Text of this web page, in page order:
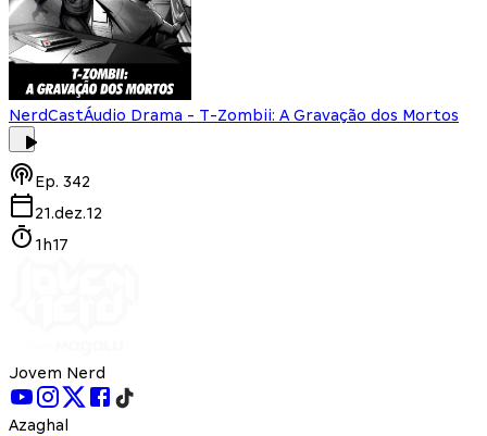
NerdCastÁudio Drama - T-Zombii: A Gravação dos Mortos
Ep. 342
21.dez.12
1h17
Jovem Nerd
Azaghal